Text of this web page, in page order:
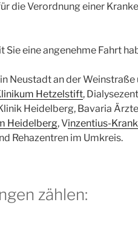
die Verordnung einer
eine angenehme Fahrt
Neustadt an der Weinstraße
Hetzelstift,
Heidelberg, Bavaria
Heidelberg, Vinzentius-
Rehazentren im Umkreis.
zählen: